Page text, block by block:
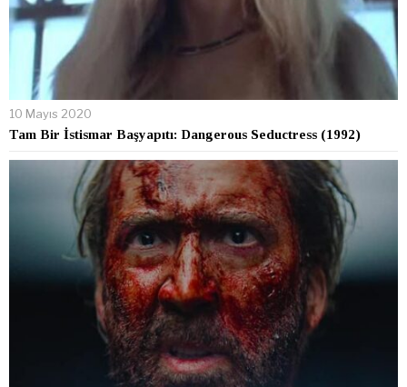
10 Mayıs 2020
Tam Bir İstismar Başyapıtı: Dangerous Seductress (1992)